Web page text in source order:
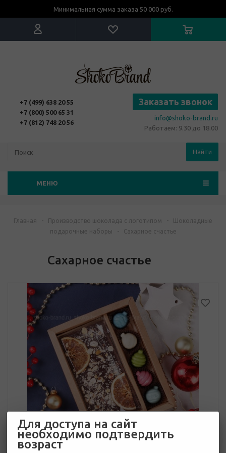
Минимальная сумма заказа 50 000 руб.
+7 (499) 638 20 55
+7 (800) 500 65 31
+7 (812) 748 20 56
Заказать звонок
info@shoko-brand.ru
Работаем: 9.30 до 18.00
Найти
МЕНЮ
Главная - Производство шоколада с логотипом -
Шоколадные
подарочные наборы
- Сахарное счастье
Сахарное счастье
Для доступа на сайт
необходимо подтвердить
возраст